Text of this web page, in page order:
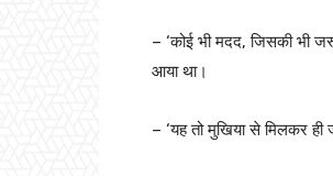
– ‘कोई भी मदद, जिसकी भी
आया था।
– ‘यह तो मुखिया से मिलकर